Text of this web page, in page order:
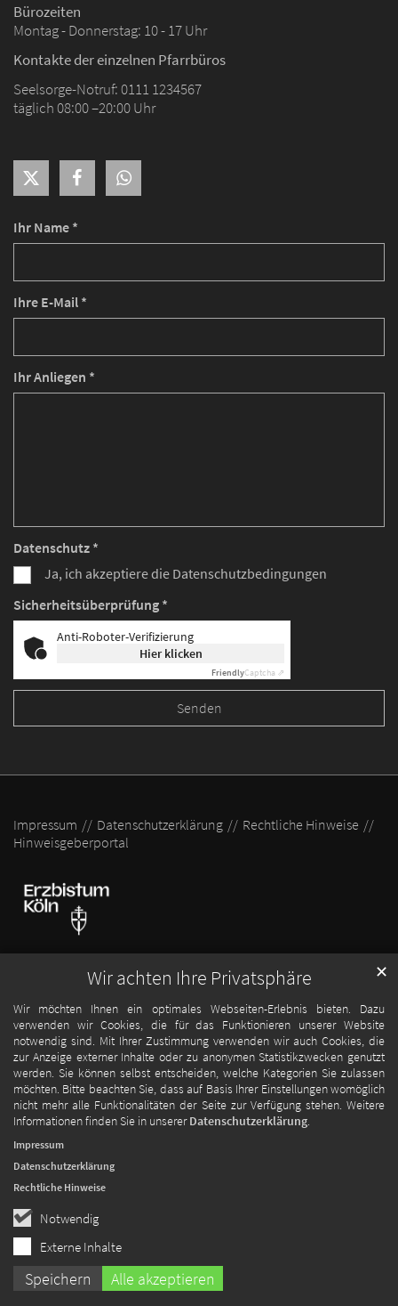
Wir achten Ihre Privatsphäre
Wir möchten Ihnen ein optimales Webseiten-Erlebnis bieten. Dazu
verwenden wir Cookies, die für das Funktionieren unserer Website
notwendig sind. Mit Ihrer Zustimmung verwenden wir auch Cookies, die
zur Anzeige externer Inhalte oder zu anonymen Statistikzwecken genutzt
werden. Sie können selbst entscheiden, welche Kategorien Sie zulassen
möchten. Bitte beachten Sie, dass auf Basis Ihrer Einstellungen womöglich
nicht mehr alle Funktionalitäten der Seite zur Verfügung stehen. Weitere
Informationen finden Sie in unsererDatenschutzerklärung.
Notwendig
Externe Inhalte
Speichern Alle akzeptieren
✕
Impressum
Datenschutzerklärung
Rechtliche Hinweise
Ihr Name *
Ihre E-Mail *
Ihr Anliegen *
Datenschutz *
Ja, ich akzeptiere die Datenschutzbedingungen
Sicherheitsüberprüfung *
Anti-Roboter-Verifizierung
Hier klicken
FriendlyCaptcha ⇗
Bürozeiten
Montag - Donnerstag: 10 - 17 Uhr
Kontakte der einzelnen Pfarrbüros
Seelsorge-Notruf: 0111 1234567
täglich 08:00 –20:00 Uhr
Impressum Datenschutzerklärung
Rechtliche Hinweise
Hinweisgeberportal